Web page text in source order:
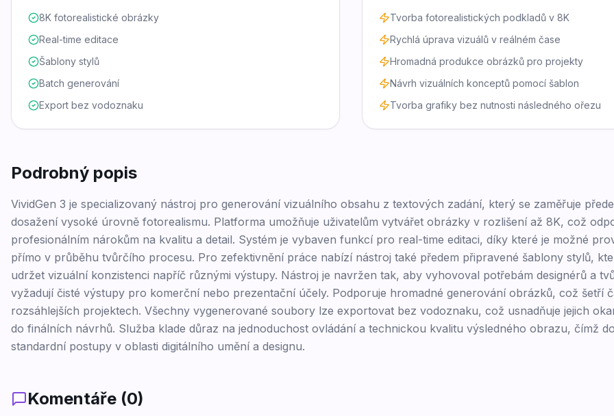
8K fotorealistické obrázky
Real-time editace
Šablony stylů
Batch generování
Export bez vodoznaku
Tvorba fotorealistických podkladů v 8K
Rychlá úprava vizuálů v reálném čase
Hromadná produkce obrázků pro projekty
Návrh vizuálních konceptů pomocí šablon
Tvorba grafiky bez nutnosti následného ořezu
Podrobný popis
VividGen 3 je specializovaný nástroj pro generování vizuálního obsahu z textových zadání, který se zaměřuje
dosažení vysoké úrovně fotorealismu. Platforma umožňuje uživatelům vytvářet obrázky v rozlišení až 8K, což
profesionálním nárokům na kvalitu a detail. Systém je vybaven funkcí pro real-time editaci, díky které je možné
přímo v průběhu tvůrčího procesu. Pro zefektivnění práce nabízí nástroj také předem připravené šablony stylů,
udržet vizuální konzistenci napříč různými výstupy. Nástroj je navržen tak, aby vyhovoval potřebám designérů a
vyžadují čisté výstupy pro komerční nebo prezentační účely. Podporuje hromadné generování obrázků, což šetří
rozsáhlejších projektech. Všechny vygenerované soubory lze exportovat bez vodoznaku, což usnadňuje jejich
do finálních návrhů. Služba klade důraz na jednoduchost ovládání a technickou kvalitu výsledného obrazu, čímž
standardní postupy v oblasti digitálního umění a designu.
Komentáře (0)